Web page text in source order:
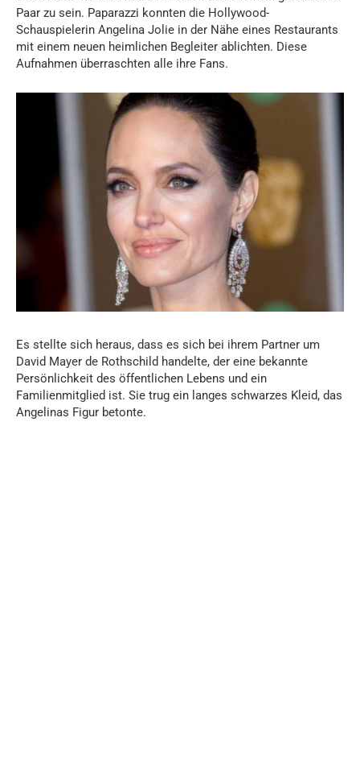
Paar zu sein. Paparazzi konnten die Hollywood-
Schauspielerin Angelina Jolie in der Nähe eines Restaurants
mit einem neuen heimlichen Begleiter ablichten. Diese
Aufnahmen überraschten alle ihre Fans.
Es stellte sich heraus, dass es sich bei ihrem Partner um
David Mayer de Rothschild handelte, der eine bekannte
Persönlichkeit des öffentlichen Lebens und ein
Familienmitglied ist. Sie trug ein langes schwarzes Kleid, das
Angelinas Figur betonte.